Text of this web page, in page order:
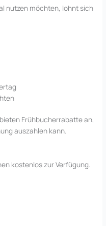
nutzen möchten, lohnt sich
Frühbucherrabatte an,
auszahlen kann.
kostenlos zur Verfügung.